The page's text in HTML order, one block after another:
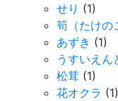
せり (1)
筍（たけの
あずき (1)
うすいえん
松茸 (1)
花オクラ (1)